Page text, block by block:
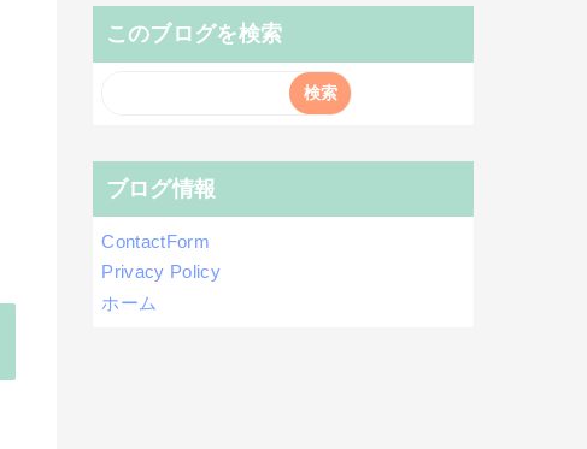
このブログを検索
ブログ情報
ContactForm
Privacy Policy
ホーム